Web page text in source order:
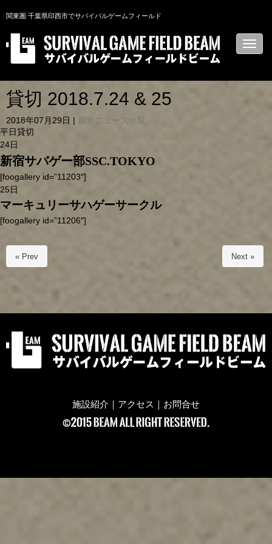
関東圏 千葉県印西市でサバイバルゲームフィールド
N
a
g
貸切 2018.7.24 & 25
2018年07月29日
最新ニュース一覧
平日貸切
24日
新宿サバゲー部SSC.TOKYO
[foogallery id=”11203″]
25日
マーキュリーサハゲーサークル
[foogallery id=”11206″]
« Prev Next »
施設紹介 ｜ アクセス ｜ お問合せ